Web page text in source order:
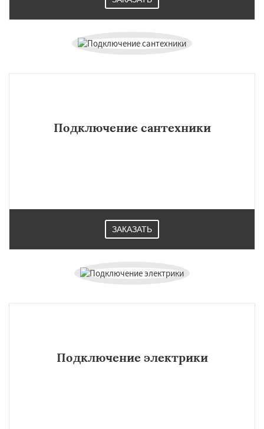
Подключение сантехники
ЗАКАЗАТЬ
Подключение электрики